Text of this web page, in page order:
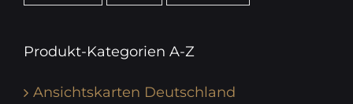
Produkt-Kategorien A-Z
Ansichtskarten Deutschland